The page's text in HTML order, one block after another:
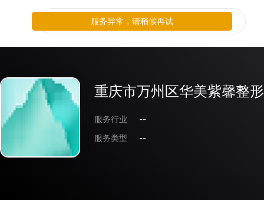
重庆市万州区华美紫馨整
服务行业
--
服务类型
--
服务异常，请稍候再试